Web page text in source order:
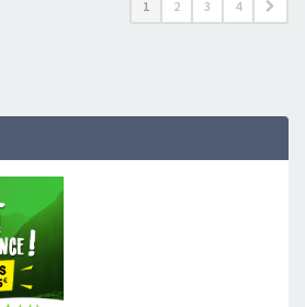
1 2 3 4